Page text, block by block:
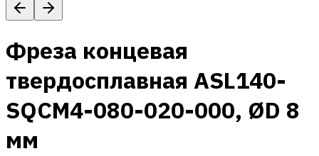
Фреза концевая
твердосплавная ASL140-
SQCM4-080-020-000, ØD 8
мм